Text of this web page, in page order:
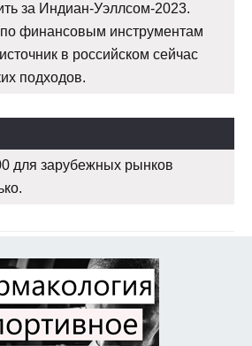
за Индиан-Уэллсом-2023.
финансовым инструментам
в российском сейчас
подходов.
для зарубежных рынков